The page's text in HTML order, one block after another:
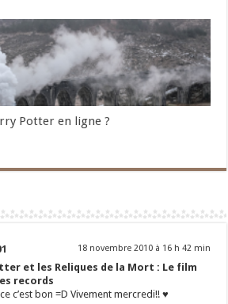
Potter en ligne ?
18 novembre 2010 à 16 h 42 min
et les Reliques de la Mort : Le film
records
c’est bon =D Vivement mercredi!! ♥